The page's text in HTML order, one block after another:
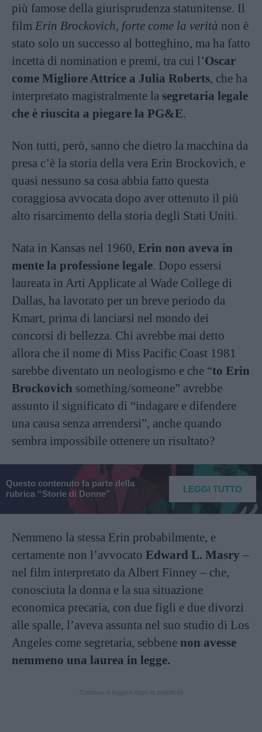
più famose della giurisprudenza statunitense. Il
film Erin Brockovich, forte come la verità non è
stato solo un successo al botteghino, ma ha fatto
incetta di nomination e premi, tra cui l’Oscar
come Migliore Attrice a Julia Roberts, che ha
interpretato magistralmente la segretaria legale
che è riuscita a piegare la PG&E.
Non tutti, però, sanno che dietro la macchina da
presa c’è la storia della vera Erin Brockovich, e
quasi nessuno sa cosa abbia fatto questa
coraggiosa avvocata dopo aver ottenuto il più
alto risarcimento della storia degli Stati Uniti.
Nata in Kansas nel 1960, Erin non aveva in
mente la professione legale. Dopo essersi
laureata in Arti Applicate al Wade College di
Dallas, ha lavorato per un breve periodo da
Kmart, prima di lanciarsi nel mondo dei
concorsi di bellezza. Chi avrebbe mai detto
allora che il nome di Miss Pacific Coast 1981
sarebbe diventato un neologismo e che “to Erin
Brockovich something/someone” avrebbe
assunto il significato di “indagare e difendere
una causa senza arrendersi”, anche quando
sembra impossibile ottenere un risultato?
Questo contenuto fa parte della
rubrica “Storie di Donne”
LEGGI TUTTO
Nemmeno la stessa Erin probabilmente, e
certamente non l’avvocato Edward L. Masry –
nel film interpretato da Albert Finney – che,
conosciuta la donna e la sua situazione
economica precaria, con due figli e due divorzi
alle spalle, l’aveva assunta nel suo studio di Los
Angeles come segretaria, sebbene non avesse
nemmeno una laurea in legge.